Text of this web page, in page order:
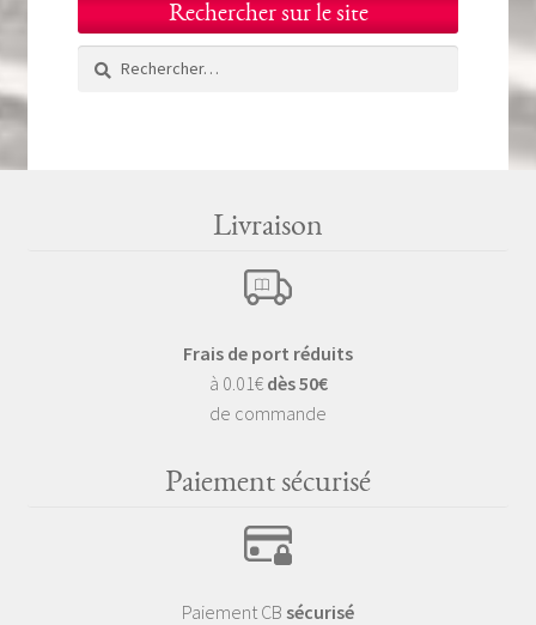
Rechercher sur le site
Rechercher :
Livraison
Frais de port réduits
à 0.01€ dès 50€
de commande
Paiement sécurisé
Paiement CB sécurisé